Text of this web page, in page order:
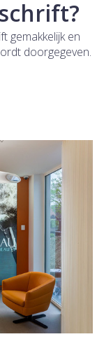
gemakkelijk en
doorgegeven.